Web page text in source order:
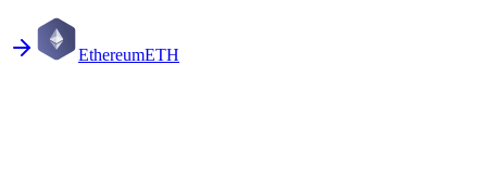
EthereumETH